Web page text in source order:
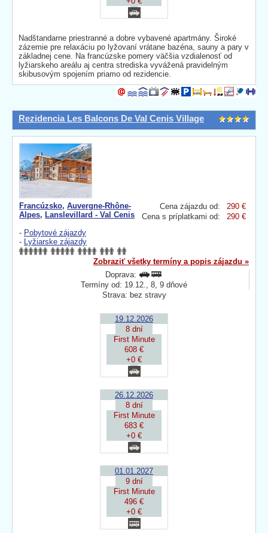
Nadštandarne priestranné a dobre vybavené apartmány. Široké
zázemie pre relaxáciu po lyžovaní vrátane bazéna, sauny a pary v
základnej cene. Na francúzske pomery väčšia vzdialenosť od
lyžiarskeho areálu aj centra strediska vyvážená pravidelným
skibusovým spojením priamo od rezidencie.
Rezidencia Les Balcons De Val Cenis Village
Cena zájazdu od:
290 €
Cena s príplatkami od:
290 €
Francúzsko, Auvergne-Rhône-
Alpes, Lanslevillard - Val Cenis
- Pobytové zájazdy
- Lyžiarske zájazdy
Zobraziť všetky termíny a popis zájazdu »
Doprava:
Termíny od: 19.12., 8, 9 dňové
Strava: bez stravy
19.12.2026
8 dní
First Minute
608 €
+0 €
26.12.2026
8 dní
First Minute
683 €
+0 €
01.01.2027
9 dní
First Minute
496 €
+0 €